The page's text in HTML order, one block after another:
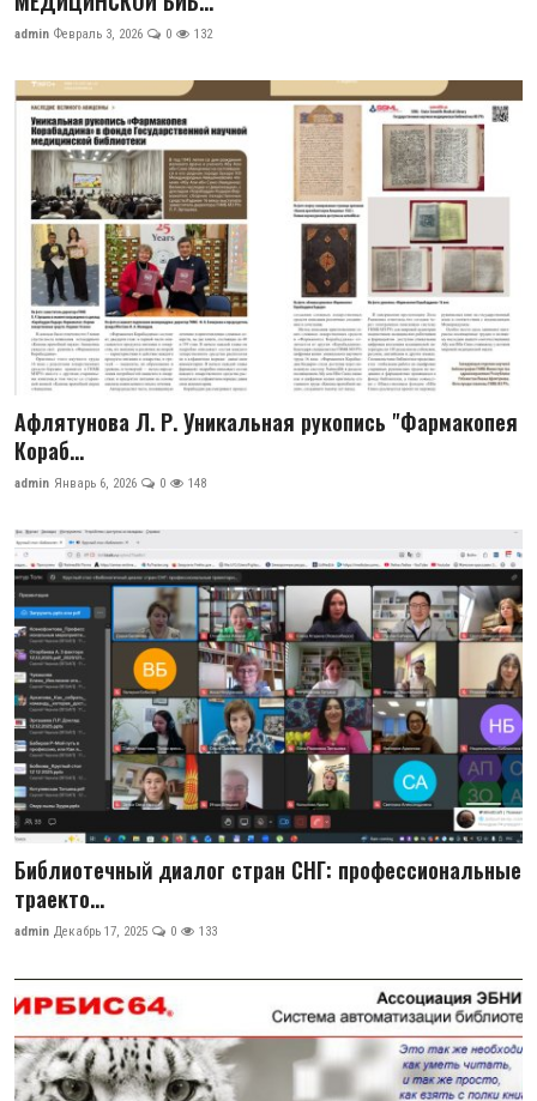
ГНМБ
История здравоохранения Узбекистана
Периодические издания
Медики Узбекистана
Фотогалерея
ВАК
ИИ
PDF-translator
Статистика
Антикоррупция
Русский
admin Февраль 3, 2026 0 132
Афлятунова Л. Р. Уникальная рукопись "Фармакопея
Кораб...
admin Январь 6, 2026 0 148
Библиотечный диалог стран СНГ: профессиональные
траекто...
admin Декабрь 17, 2025 0 133